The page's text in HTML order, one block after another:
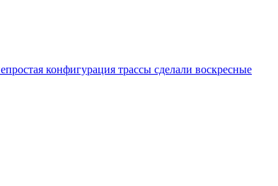
конфигурация трассы сделали воскресные